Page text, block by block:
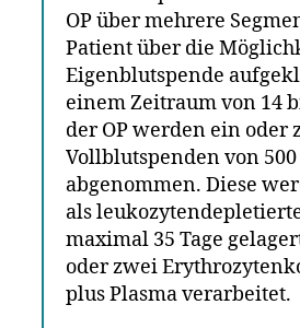
OP über mehrere
Patient über die
Eigenblutspende
einem Zeitraum von 14
der OP werden ein oder
Vollblutspenden von
abgenommen. Diese
als
maximal 35 Tage
oder zwei
plus Plasma ver­arbeitet.